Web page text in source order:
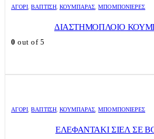
ΑΓΌΡΙ,ΒΑΠΤΙΣΗ, ΚΟΥΜΠΑΡΆΣ,ΜΠΟΜΠΟΝΙΈΡΕΣ
ΔΙΑΣΤΗΜΟΠΛΟΙΟ
0 out of 5
ΑΓΌΡΙ,ΒΑΠΤΙΣΗ, ΚΟΥΜΠΑΡΆΣ,ΜΠΟΜΠΟΝΙΈΡΕΣ
ΕΛΕΦΑΝΤΑΚΙ ΣΙΕΛ ΣΕ